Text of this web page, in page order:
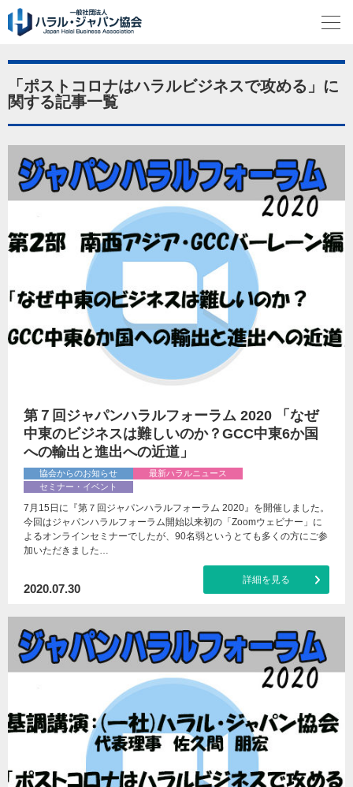
「ポストコロナはハラルビジネスで攻める」に
関する記事一覧
第７回ジャパンハラルフォーラム 2020 「なぜ
中東のビジネスは難しいのか？GCC中東6か国
への輸出と進出への近道」
協会からのお知らせ
最新ハラルニュース
セミナー・イベント
7月15日に『第７回ジャパンハラルフォーラム 2020』を開催しました。
今回はジャパンハラルフォーラム開始以来初の「Zoomウェビナー」に
よるオンラインセミナーでしたが、90名弱というとても多くの方にご参
加いただきました…
2020.07.30
詳細を見る